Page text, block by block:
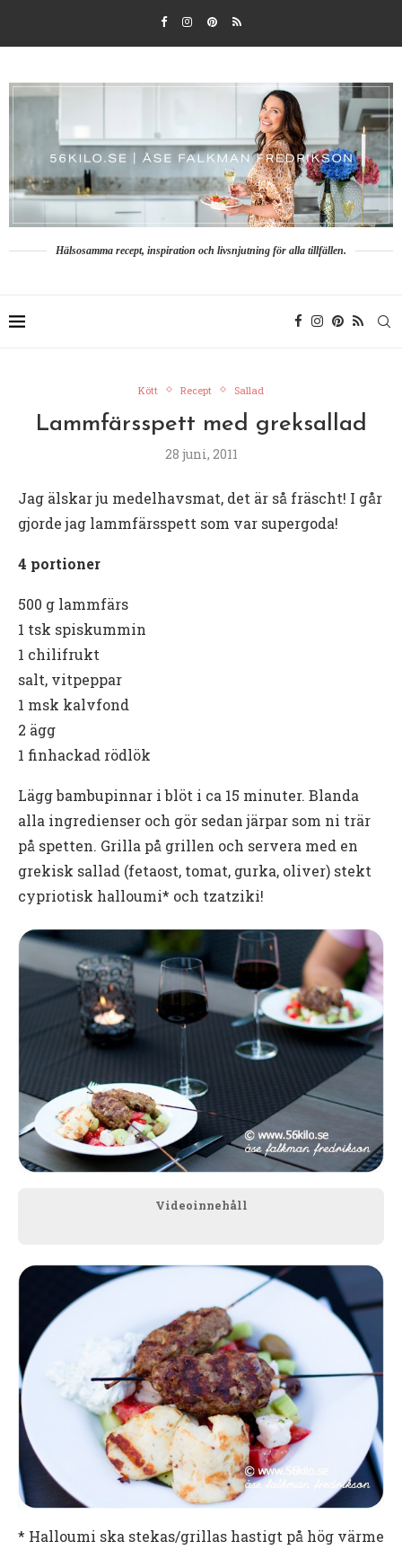
Hälsosamma recept, inspiration och livsnjutning för alla tillfällen.
Kött Recept Sallad
Lammfärsspett med greksallad
28 juni, 2011
Jag älskar ju medelhavsmat, det är så fräscht! I går
gjorde jag lammfärsspett som var supergoda!
4 portioner
500 g lammfärs
1 tsk spiskummin
1 chilifrukt
salt, vitpeppar
1 msk kalvfond
2 ägg
1 finhackad rödlök
Lägg bambupinnar i blöt i ca 15 minuter. Blanda
alla ingredienser och gör sedan järpar som ni trär
på spetten. Grilla på grillen och servera med en
grekisk sallad (fetaost, tomat, gurka, oliver) stekt
cypriotisk halloumi* och tzatziki!
Videoinnehåll
* Halloumi ska stekas/grillas hastigt på hög värme